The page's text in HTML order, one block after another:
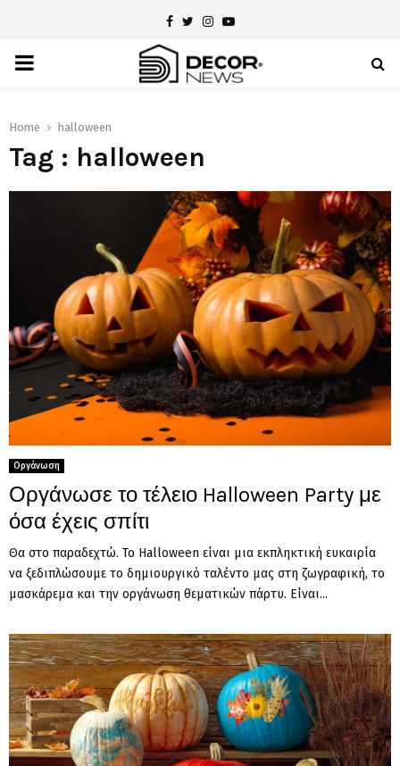
Facebook
TwitterInstagram
Youtube
PRIMARY
Home halloween
Tag : halloween
Οργάνωση
Οργάνωσε το τέλειο Halloween Party με
όσα έχεις σπίτι
Θα στο παραδεχτώ. Το Halloween είναι μια εκπληκτική ευκαιρία
να ξεδιπλώσουμε το δημιουργικό ταλέντο μας στη ζωγραφική, το
μασκάρεμα και την οργάνωση θεματικών πάρτυ. Είναι...